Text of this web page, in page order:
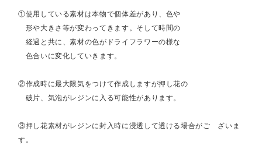
①使用している素材は本物で個体差があり、色や
形や大きさ等が変わってきます。そして時間の
経過と共に、素材の色がドライフラワーの様な
色合いに変化していきます。
②作成時に最大限気をつけて作成しますが押し花の
破片、気泡がレジンに入る可能性があります。
③押し花素材がレジンに封入時に浸透して透ける場合がご ざいま
す。